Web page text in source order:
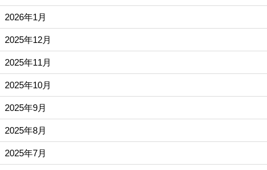
2026年1月
2025年12月
2025年11月
2025年10月
2025年9月
2025年8月
2025年7月